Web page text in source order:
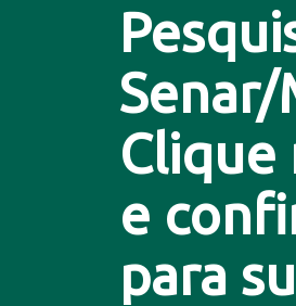
Senar/
Clique
e
para